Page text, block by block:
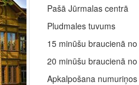
Pašā Jūrmalas centrā
Pludmales tuvums
15 minūšu braucienā
20 minūšu braucienā
Apkalpošana numuriņos